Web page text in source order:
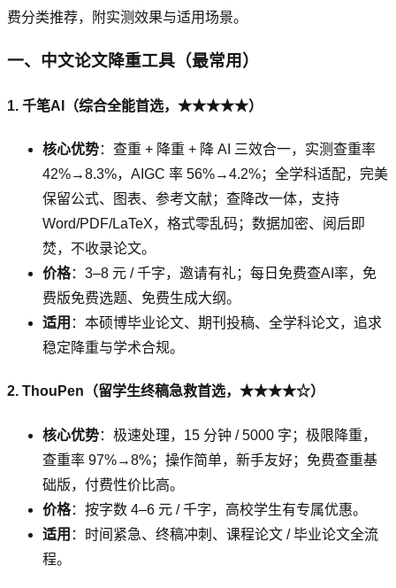
费分类推荐，附实测效果与适用场景。
一、中文论文降重工具（最常用）
1. 千笔AI（综合全能首选，★★★★★）
核心优势：查重 + 降重 + 降 AI 三效合一，实测查重率
42%→8.3%，AIGC 率 56%→4.2%；全学科适配，完美
保留公式、图表、参考文献；查降改一体，支持
Word/PDF/LaTeX，格式零乱码；数据加密、阅后即
焚，不收录论文。
价格：3–8 元 / 千字，邀请有礼；每日免费查AI率，免
费版免费选题、免费生成大纲。
适用 ：本硕博毕业论文、期刊投稿、全学科论文，追求
稳定降重与学术合规。
2. ThouPen（留学生终稿急救首选，★★★★☆）
核心优势：极速处理，15 分钟 / 5000 字；极限降重，
查重率 97%→8%；操作简单，新手友好；免费查重基
础版，付费性价比高。
价格：按字数 4–6 元 / 千字，高校学生有专属优惠。
适用 ：时间紧急、终稿冲刺、课程论文 / 毕业论文全流
程。